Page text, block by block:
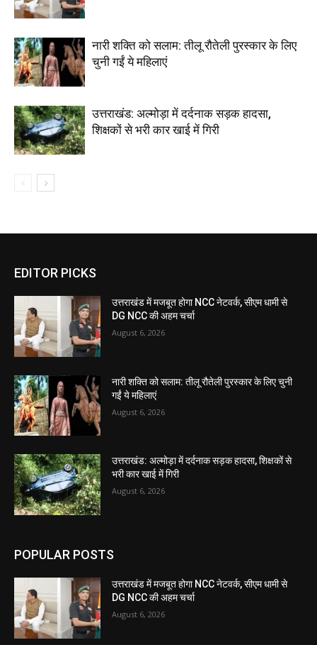
नारी शक्ति को सलाम: तीलू रौतेली पुरस्कार के लिए
चुनी गईं ये महिलाएं
उत्तराखंड: अल्मोड़ा में दर्दनाक सड़क हादसा,
शिक्षकों से भरी कार खाई में गिरी
EDITOR PICKS
उत्तराखंड में मजबूत होगा NCC नेटवर्क, सीएम धामी से
DG NCC की अहम चर्चा
August 6, 2026
नारी शक्ति को सलाम: तीलू रौतेली पुरस्कार के लिए चुनी
गईं ये महिलाएं
August 6, 2026
उत्तराखंड: अल्मोड़ा में दर्दनाक सड़क हादसा, शिक्षकों से
भरी कार खाई में गिरी
August 6, 2026
POPULAR POSTS
उत्तराखंड में मजबूत होगा NCC नेटवर्क, सीएम धामी से
DG NCC की अहम चर्चा
August 6, 2026